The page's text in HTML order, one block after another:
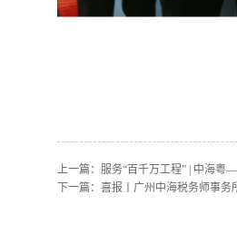
上一篇： 服务“百千万工程” | 中海粤
下一篇： 喜报丨广州中海税务师事务